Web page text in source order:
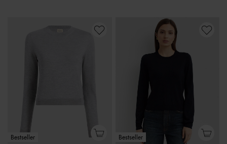
Bestseller Bestseller